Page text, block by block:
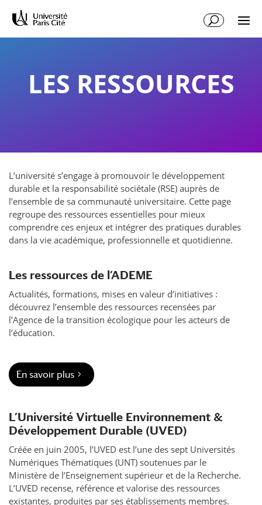
LES RESSOURCES
L’université s’engage à promouvoir le développement
durable et la responsabilité sociétale (RSE) auprès de
l’ensemble de sa communauté universitaire. Cette page
regroupe des ressources essentielles pour mieux
comprendre ces enjeux et intégrer des pratiques durables
dans la vie académique, professionnelle et quotidienne.
Les ressources de l’ADEME
Actualités, formations, mises en valeur d’initiatives :
découvrez l’ensemble des ressources recensées par
l’Agence de la transition écologique pour les acteurs de
l’éducation.
En savoir plus
L’Université Virtuelle Environnement &
Développement Durable (UVED)
Créée en juin 2005, l’UVED est l’une des sept Universités
Numériques Thématiques (UNT) soutenues par le
Ministère de l’Enseignement supérieur et de la Recherche.
L’UVED recense, référence et valorise des ressources
existantes, produites par ses établissements membres.